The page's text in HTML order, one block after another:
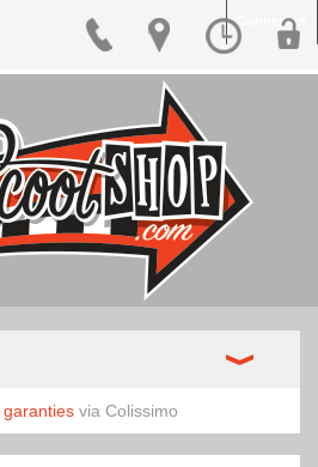
Connexion
garanties via Colissimo